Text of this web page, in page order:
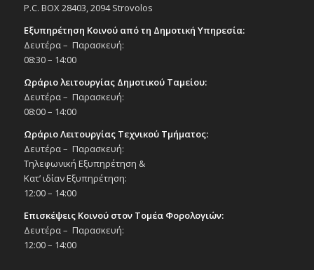
P.C. BOX 28403, 2094 Strovolos
Εξυπηρέτηση Κοινού από τη Δημοτική Υπηρεσία:
Δευτέρα – Παρασκευή:
08:30 – 14:00
Ωράριο λειτουργίας Δημοτικού Ταμείου:
Δευτέρα – Παρασκευή:
08:00 – 14:00
Ωράριο Λειτουργίας Τεχνικού Τμήματος:
Δευτέρα – Παρασκευή:
Τηλεφωνική Εξυπηρέτηση &
Κατ’ ιδίαν Εξυπηρέτηση:
12:00 – 14:00
Επισκέψεις Κοινού στον Τομέα Φορολογιών:
Δευτέρα – Παρασκευή:
12:00 – 14:00